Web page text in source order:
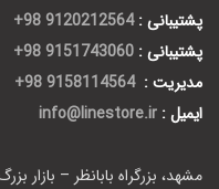
پشتیبانی : 9120212564 98+
پشتیبانی : 9151743060 98+
مدیریت : 9158114564 98+
ایمیل : info@linestore.ir